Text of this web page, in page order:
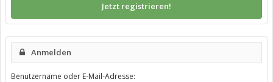
Jetzt registrieren!
Anmelden
Benutzername oder E-Mail-Adresse: